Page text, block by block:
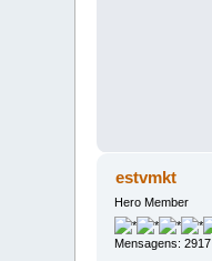
estvmkt
Hero Member
Mensagens: 2917